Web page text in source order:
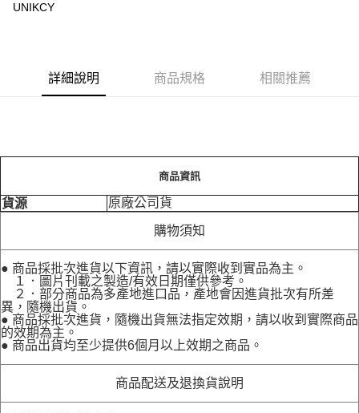
運送方式
付款後7-11取貨［需3-5個工作天不含預購商品］
每筆NT$100，滿NT$799(含以上)免運費
UNIKCY
詳細說明 商品規格 相關推薦
商品資訊
貨源 原廠公司貨
購物須知
● 商品採批次進貨以下資訊，請以實際收到實品為主。
１．圖片刊載之製造/有效日期僅供參考。
２．部分商品為多產地進口品，產地會因進貨批次有所差
異，隨機出貨。
● 商品採批次進貨，隨機出貨無法指定效期，請以收到實際商品
的效期為主。
● 商品出貨均至少提供6個月以上效期之商品。
商品配送及退換貨說明